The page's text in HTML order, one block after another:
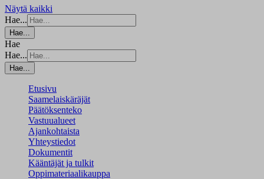
Näytä kaikki
Hae...
Hae...
Hae
Hae...
Hae...
Etusivu
Saamelaiskäräjät
Päätöksenteko
Vastuualueet
Ajankohtaista
Yhteystiedot
Dokumentit
Kääntäjät ja tulkit
Oppimateriaalikauppa